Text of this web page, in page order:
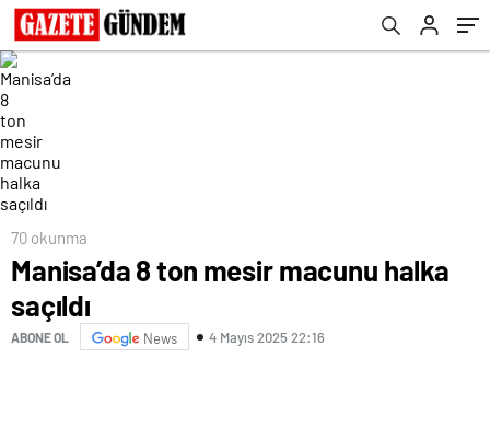
70 okunma
Manisa’da 8 ton mesir macunu halka
saçıldı
ABONE OL News 4 Mayıs 2025 22:16